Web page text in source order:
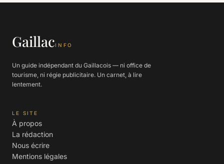
GaillacINFO
Un guide indépendant du Gaillacois — ni office de
tourisme, ni régie publicitaire. Un carnet, à lire
lentement.
LE SITE
À propos
La rédaction
Nous écrire
Mentions légales